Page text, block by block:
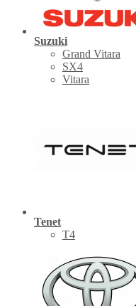
Suzuki
Grand Vitara
SX4
Vitara
Tenet
Т4